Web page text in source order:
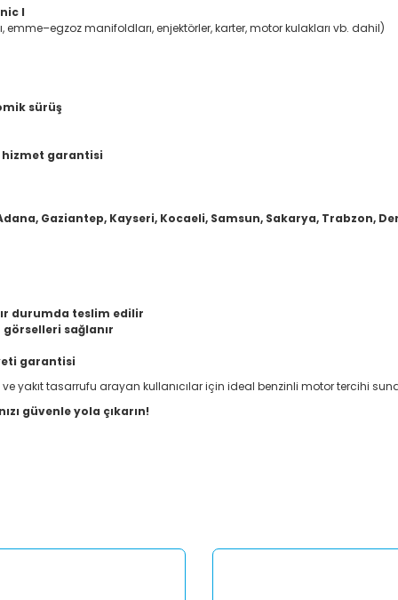
I
manifoldları, enjektörler, karter, motor kulakları vb. dahil)
sürüş
hizmet garantisi
Gaziantep, Kayseri, Kocaeli, Samsun, Sakarya, Trabzon,
durumda teslim edilir
sağlanır
garantisi
yakıt tasarrufu arayan kullanıcılar için ideal benzinli motor tercihi
güvenle yola çıkarın!